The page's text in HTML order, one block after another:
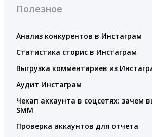
Полезное
Анализ конкурентов в Инстаграм
Статистика сторис в Инстаграм
Выгрузка комментариев из
Аудит Инстаграм
Чекап аккаунта в соцсетях: зачем
SMM
Проверка аккаунтов для отчета